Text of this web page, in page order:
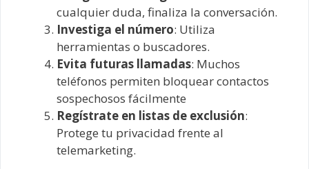
cualquier duda, finaliza la conversación.
Investiga el número: Utiliza
herramientas o buscadores.
Evita futuras llamadas: Muchos
teléfonos permiten bloquear contactos
sospechosos fácilmente
Regístrate en listas de exclusión:
Protege tu privacidad frente al
telemarketing.